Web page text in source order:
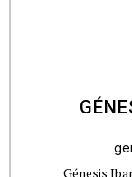
Génesis